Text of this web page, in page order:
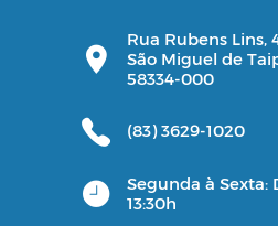
Rua Rubens Lins,
São Miguel de
58334-000
(83) 3629-1020
Segunda à Sexta:
13:30h